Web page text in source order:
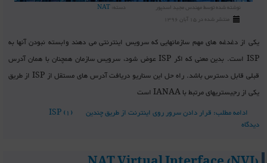
نوشته شده توسطمهندس مجید اسدپور دسته:NAT
منتشر شده در 15 آبان 1396
یکی از دغدغه های مهم سازمانهایی که سرویس اینترنتی می دهند وابسته نبودن آنها به
ISP است. بدین معنی که اگر ISP عوض شود، سرویس سازمان همچنان با همان آدرس
قبلی قابل دسترس باشد. راه حل این سناریو دریافت آدرس های مستقل از ISP از طریق
یکی از رجیستریهای مرتبط با IANAA است
ادامه مطلب: قرار دادن سرور روی اینترنت از طریق چندین ISP
(1)
دیدگاه